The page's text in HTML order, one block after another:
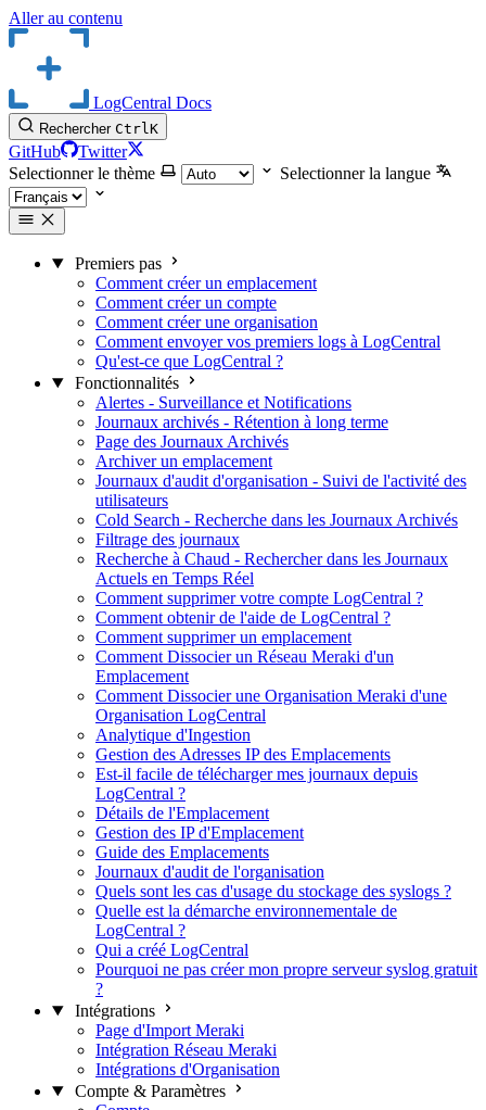
Aller au contenu
LogCentral Docs
Rechercher CtrlK
GitHub
Twitter
Selectionner le thème
Selectionner la langue
Premiers pas
Comment créer un emplacement
Comment créer un compte
Comment créer une organisation
Comment envoyer vos premiers logs à LogCentral
Qu'est-ce que LogCentral ?
Fonctionnalités
Alertes - Surveillance et Notifications
Journaux archivés - Rétention à long terme
Page des Journaux Archivés
Archiver un emplacement
Journaux d'audit d'organisation - Suivi de l'activité des
utilisateurs
Cold Search - Recherche dans les Journaux Archivés
Filtrage des journaux
Recherche à Chaud - Rechercher dans les Journaux
Actuels en Temps Réel
Comment supprimer votre compte LogCentral ?
Comment obtenir de l'aide de LogCentral ?
Comment supprimer un emplacement
Comment Dissocier un Réseau Meraki d'un
Emplacement
Comment Dissocier une Organisation Meraki d'une
Organisation LogCentral
Analytique d'Ingestion
Gestion des Adresses IP des Emplacements
Est-il facile de télécharger mes journaux depuis
LogCentral ?
Détails de l'Emplacement
Gestion des IP d'Emplacement
Guide des Emplacements
Journaux d'audit de l'organisation
Quels sont les cas d'usage du stockage des syslogs ?
Quelle est la démarche environnementale de
LogCentral ?
Qui a créé LogCentral
Pourquoi ne pas créer mon propre serveur syslog gratuit
?
Intégrations
Page d'Import Meraki
Intégration Réseau Meraki
Intégrations d'Organisation
Compte & Paramètres